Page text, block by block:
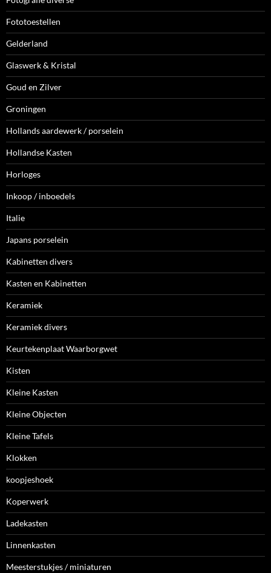
Fototoestellen
Gelderland
Glaswerk & Kristal
Goud en Zilver
Groningen
Hollands aardewerk / porselein
Hollandse Kasten
Horloges
Inkoop / inboedels
Italie
Japans porselein
Kabinetten divers
Kasten en Kabinetten
Keramiek
Keramiek divers
Keurtekenplaat Waarborgwet
Kisten
Kleine Kasten
Kleine Objecten
Kleine Tafels
Klokken
koopjeshoek
Koperwerk
Ladekasten
Linnenkasten
Meesterstukjes / miniaturen